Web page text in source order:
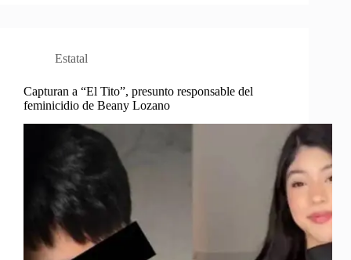
Estatal
Capturan a “El Tito”, presunto responsable del
feminicidio de Beany Lozano